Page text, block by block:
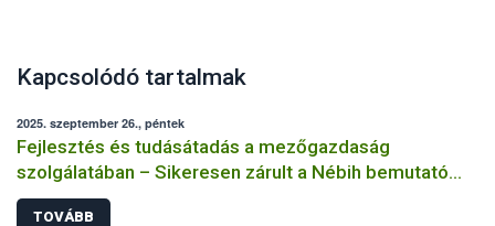
Kapcsolódó tartalmak
2025. szeptember 26., péntek
Fejlesztés és tudásátadás a mezőgazdaság
szolgálatában – Sikeresen zárult a Nébih bemutató
üzemi projektje
TOVÁBB